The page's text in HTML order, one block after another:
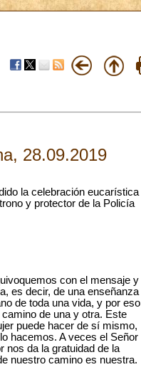
28.09.2019
la celebración eucarística
y protector de la Policía
con el mensaje y
es decir, de una enseñanza
de toda una vida, y por eso
de una y otra. Este
puede hacer de sí mismo,
hacemos. A veces el Señor
nos da la gratuidad de la
nuestro camino es nuestra.